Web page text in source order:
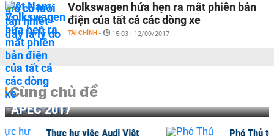
Volkswagen hứa hẹn ra mắt phiên bản
điện của tất cả các dòng xe
TÀI CHÍNH - 15:03 | 12/09/2017
Cùng chủ đề
APEC 2017
Thực hư việc Audi Việt